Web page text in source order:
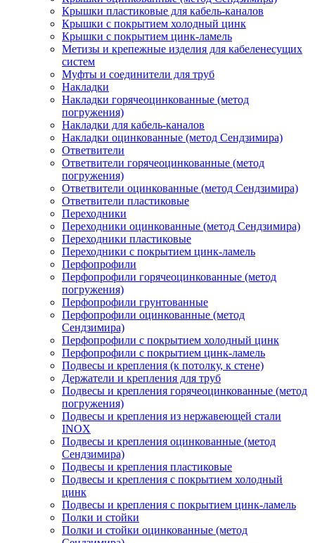
Крышки пластиковые для кабель-каналов
Крышки с покрытием холодный цинк
Крышки с покрытием цинк-ламель
Метизы и крепежные изделия для кабеленесущих
систем
Муфты и соединители для труб
Накладки
Накладки горячеоцинкованные (метод
погружения)
Накладки для кабель-каналов
Накладки оцинкованные (метод Сендзимира)
Ответвители
Ответвители горячеоцинкованные (метод
погружения)
Ответвители оцинкованные (метод Сендзимира)
Ответвители пластиковые
Переходники
Переходники оцинкованные (метод Сендзимира)
Переходники пластиковые
Переходники с покрытием цинк-ламель
Перфопрофили
Перфопрофили горячеоцинкованные (метод
погружения)
Перфопрофили грунтованные
Перфопрофили оцинкованные (метод
Сендзимира)
Перфопрофили с покрытием холодный цинк
Перфопрофили с покрытием цинк-ламель
Подвесы и крепления (к потолку, к стене)
Держатели и крепления для труб
Подвесы и крепления горячеоцинкованные (метод
погружения)
Подвесы и крепления из нержавеющей стали
INOX
Подвесы и крепления оцинкованные (метод
Сендзимира)
Подвесы и крепления пластиковые
Подвесы и крепления с покрытием холодный
цинк
Подвесы и крепления с покрытием цинк-ламель
Полки и стойки
Полки и стойки оцинкованные (метод